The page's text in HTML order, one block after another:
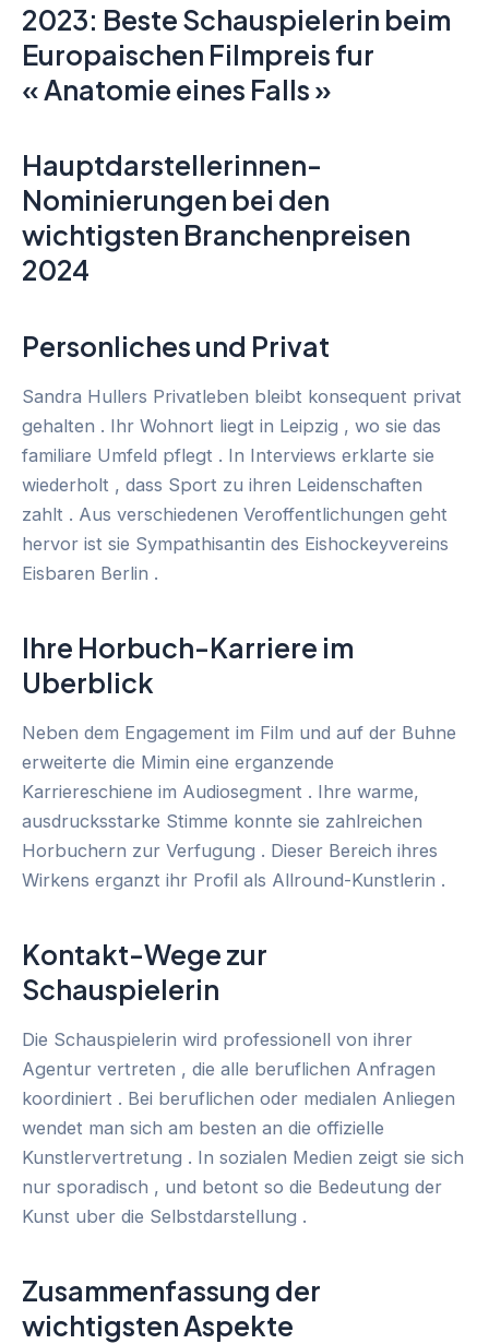
2023: Beste Schauspielerin beim
Europaischen Filmpreis fur
« Anatomie eines Falls »
Hauptdarstellerinnen-
Nominierungen bei den
wichtigsten Branchenpreisen
2024
Personliches und Privat
Sandra Hullers Privatleben bleibt konsequent privat
gehalten . Ihr Wohnort liegt in Leipzig , wo sie das
familiare Umfeld pflegt . In Interviews erklarte sie
wiederholt , dass Sport zu ihren Leidenschaften
zahlt . Aus verschiedenen Veroffentlichungen geht
hervor ist sie Sympathisantin des Eishockeyvereins
Eisbaren Berlin .
Ihre Horbuch-Karriere im
Uberblick
Neben dem Engagement im Film und auf der Buhne
erweiterte die Mimin eine erganzende
Karriereschiene im Audiosegment . Ihre warme,
ausdrucksstarke Stimme konnte sie zahlreichen
Horbuchern zur Verfugung . Dieser Bereich ihres
Wirkens erganzt ihr Profil als Allround-Kunstlerin .
Kontakt-Wege zur
Schauspielerin
Die Schauspielerin wird professionell von ihrer
Agentur vertreten , die alle beruflichen Anfragen
koordiniert . Bei beruflichen oder medialen Anliegen
wendet man sich am besten an die offizielle
Kunstlervertretung . In sozialen Medien zeigt sie sich
nur sporadisch , und betont so die Bedeutung der
Kunst uber die Selbstdarstellung .
Zusammenfassung der
wichtigsten Aspekte